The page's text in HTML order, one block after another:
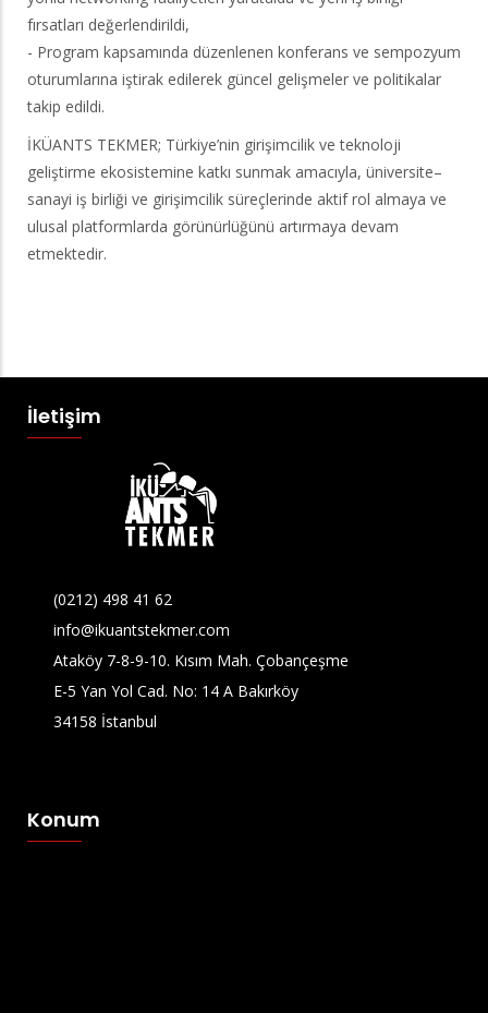
fırsatları değerlendirildi,
- Program kapsamında düzenlenen konferans ve sempozyum
oturumlarına iştirak edilerek güncel gelişmeler ve politikalar
takip edildi.
İKÜANTS TEKMER; Türkiye’nin girişimcilik ve teknoloji
geliştirme ekosistemine katkı sunmak amacıyla, üniversite–
sanayi iş birliği ve girişimcilik süreçlerinde aktif rol almaya ve
ulusal platformlarda görünürlüğünü artırmaya devam
etmektedir.
İletişim
(0212) 498 41 62
info@ikuantstekmer.com
Ataköy 7-8-9-10. Kısım Mah. Çobançeşme
E-5 Yan Yol Cad. No: 14 A Bakırköy
34158 İstanbul
Konum